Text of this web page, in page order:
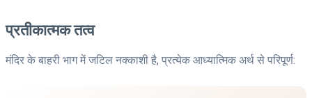
प्रतीकात्मक तत्व
मंदिर के बाहरी भाग में जटिल नक्काशी है, प्रत्येक आध्यात्मिक अर्थ से परिपूर्ण: